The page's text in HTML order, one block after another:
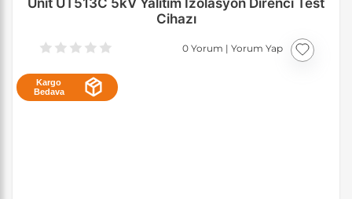
Cihazı
0 Yorum | Yorum Yap
Kargo
Bedava